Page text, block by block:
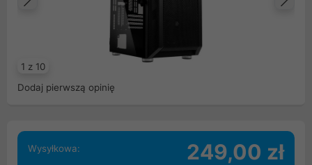
1 z 10
Poprzedni
Dodaj pierwszą opinię
Wysyłkowa: 249,00 zł